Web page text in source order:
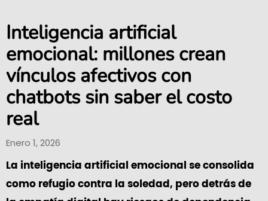
Inteligencia artificial
emocional: millones crean
vínculos afectivos con
chatbots sin saber el costo
real
Enero 1, 2026
La inteligencia artificial emocional se consolida
como refugio contra la soledad, pero detrás de